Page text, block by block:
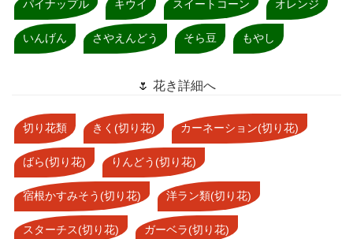
パイナップル キウイ スイートコーン オレンジ
いんげん さやえんどう そら豆 もやし
🌷 花き詳細へ
切り花類 きく(切り花) カーネーション(切り花)
ばら(切り花) りんどう(切り花)
宿根かすみそう(切り花) 洋ラン類(切り花)
スターチス(切り花) ガーベラ(切り花)